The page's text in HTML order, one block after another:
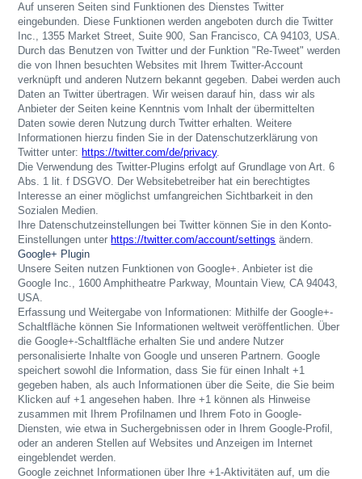
Auf unseren Seiten sind Funktionen des Dienstes Twitter
eingebunden. Diese Funktionen werden angeboten durch die Twitter
Inc., 1355 Market Street, Suite 900, San Francisco, CA 94103, USA.
Durch das Benutzen von Twitter und der Funktion "Re-Tweet" werden
die von Ihnen besuchten Websites mit Ihrem Twitter-Account
verknüpft und anderen Nutzern bekannt gegeben. Dabei werden auch
Daten an Twitter übertragen. Wir weisen darauf hin, dass wir als
Anbieter der Seiten keine Kenntnis vom Inhalt der übermittelten
Daten sowie deren Nutzung durch Twitter erhalten. Weitere
Informationen hierzu finden Sie in der Datenschutzerklärung von
Twitter unter: https://twitter.com/de/privacy.
Die Verwendung des Twitter-Plugins erfolgt auf Grundlage von Art. 6
Abs. 1 lit. f DSGVO. Der Websitebetreiber hat ein berechtigtes
Interesse an einer möglichst umfangreichen Sichtbarkeit in den
Sozialen Medien.
Ihre Datenschutzeinstellungen bei Twitter können Sie in den Konto-
Einstellungen unter https://twitter.com/account/settings ändern.
Google+ Plugin
Unsere Seiten nutzen Funktionen von Google+.Anbieter ist die
Google Inc., 1600 Amphitheatre Parkway, Mountain View, CA 94043,
USA.
Erfassung und Weitergabe von Informationen: Mithilfe der Google+-
Schaltfläche können Sie Informationen weltweit veröffentlichen. Über
die Google+-Schaltfläche erhalten Sie und andere Nutzer
personalisierte Inhalte von Google und unseren Partnern. Google
speichert sowohl die Information, dass Sie für einen Inhalt +1
gegeben haben, als auch Informationen über die Seite, die Sie beim
Klicken auf +1 angesehen haben. Ihre +1 können als Hinweise
zusammen mit Ihrem Profilnamen und Ihrem Foto in Google-
Diensten, wie etwa in Suchergebnissen oder in Ihrem Google-Profil,
oder an anderen Stellen auf Websites und Anzeigen im Internet
eingeblendet werden.
Google zeichnet Informationen über Ihre +1-Aktivitäten auf, um die